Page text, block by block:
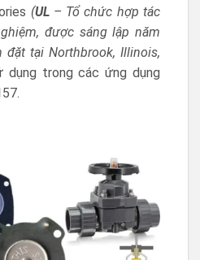
(UL– Tổ chức hợp tác
được sáng lập năm
tại Northbrook, Illinois,
dụng trong các ứng dụng